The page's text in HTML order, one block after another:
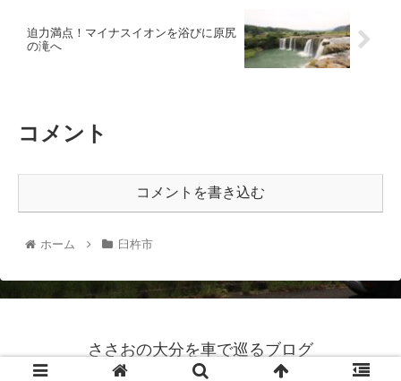
迫力満点！マイナスイオンを浴びに原尻
の滝へ
コメント
コメントを書き込む
ホーム 臼杵市
ささおの大分を車で巡るブログ
© 2021 ささおの大分を車で巡るブログ.